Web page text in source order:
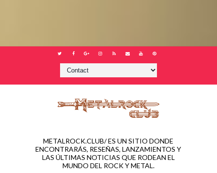
METALROCK.CLUB/ ES UN SITIO DONDE
ENCONTRARÁS, RESEÑAS, LANZAMIENTOS Y
LAS ÚLTIMAS NOTICIAS QUE RODEAN EL
MUNDO DEL ROCK Y METAL.